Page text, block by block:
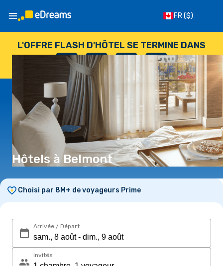
FR($)
L'OFFRE FLASH D'HÔTEL SE TERMINE DANS
--
JOURS
: --
HEURES
: --
SECONDES
Hôtels à Belmont
Choisi par 8M+ de voyageurs Prime
Arrivée / Départ
Invités